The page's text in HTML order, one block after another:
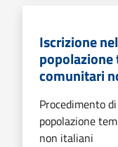
Iscrizione
comunitari
Procedimento
popolazione
non italiani